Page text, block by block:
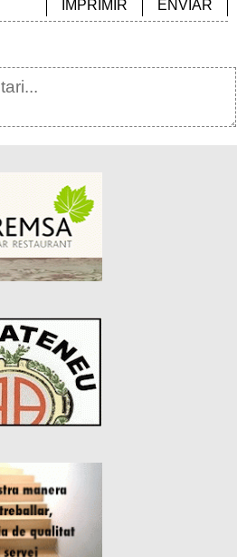
ENVIAR
IMPRIMIR